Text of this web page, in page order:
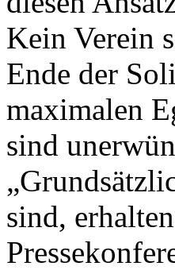
Kein Verein
Ende der
maximalen
sind
sind,